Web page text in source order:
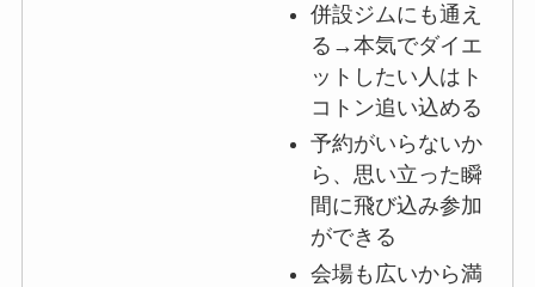
併設ジムにも通え
る→本気でダイエ
ットしたい人はト
コトン追い込める
予約がいらないか
ら、思い立った瞬
間に飛び込み参加
ができる
会場も広いから満